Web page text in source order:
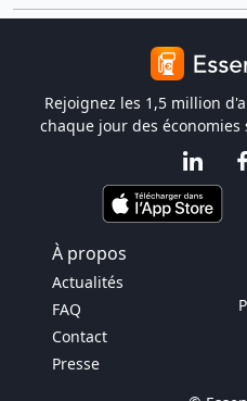
Rejoignez les 1,5 million
chaque jour des
À propos
Actualités
FAQ
Contact
Presse